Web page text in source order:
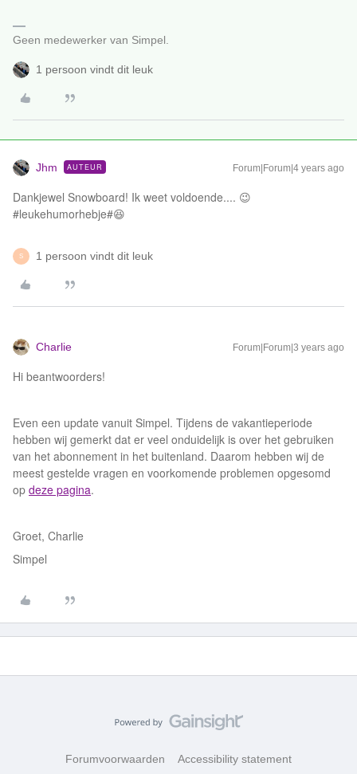
Geen medewerker van Simpel.
1 persoon vindt dit leuk
Jhm AUTEUR Forum|Forum|4 years ago
Dankjewel Snowboard! Ik weet voldoende.... 😉
#leukehumorhebje#😆
S 1 persoon vindt dit leuk
Charlie Forum|Forum|3 years ago
Hi beantwoorders!
Even een update vanuit Simpel. Tijdens de vakantieperiode
hebben wij gemerkt dat er veel onduidelijk is over het gebruiken
van het abonnement in het buitenland. Daarom hebben wij de
meest gestelde vragen en voorkomende problemen opgesomd
op deze pagina.
Groet, Charlie
Simpel
Forumvoorwaarden Accessibility statement